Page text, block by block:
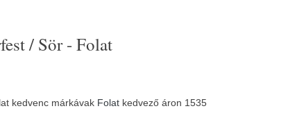
/ Sör - Folat
kedvenc márkávak Folat kedvező áron 1535